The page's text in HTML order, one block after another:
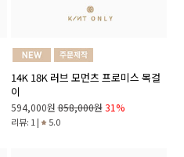
14K 18K 러브 모먼츠 프로미스 목걸
이
594,000원 858,000원 31%
리뷰: 1 | 5.0